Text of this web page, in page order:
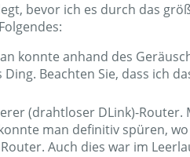
bevor ich es durch das
konnte anhand des
Beachten Sie, dass ich
(drahtloser DLink)-
man definitiv spüren,
Auch dies war im